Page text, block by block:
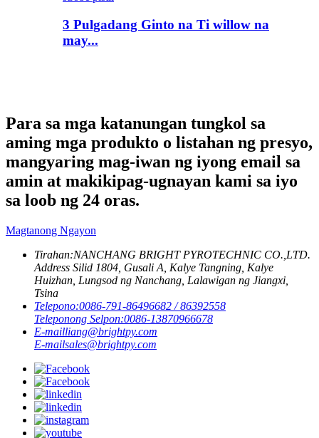
3 Pulgadang Ginto na Ti willow na
may...
Para sa mga katanungan tungkol sa
aming mga produkto o listahan ng presyo,
mangyaring mag-iwan ng iyong email sa
amin at makikipag-ugnayan kami sa iyo
sa loob ng 24 oras.
Magtanong Ngayon
Tirahan:NANCHANG BRIGHT PYROTECHNIC CO.,LTD.
Address Silid 1804, Gusali A, Kalye Tangning, Kalye
Huizhan, Lungsod ng Nanchang, Lalawigan ng Jiangxi,
Tsina
Telepono:0086-791-86496682 / 86392558
Teleponong Selpon:0086-13870966678
E-mailliang@brightpy.com
E-mailsales@brightpy.com